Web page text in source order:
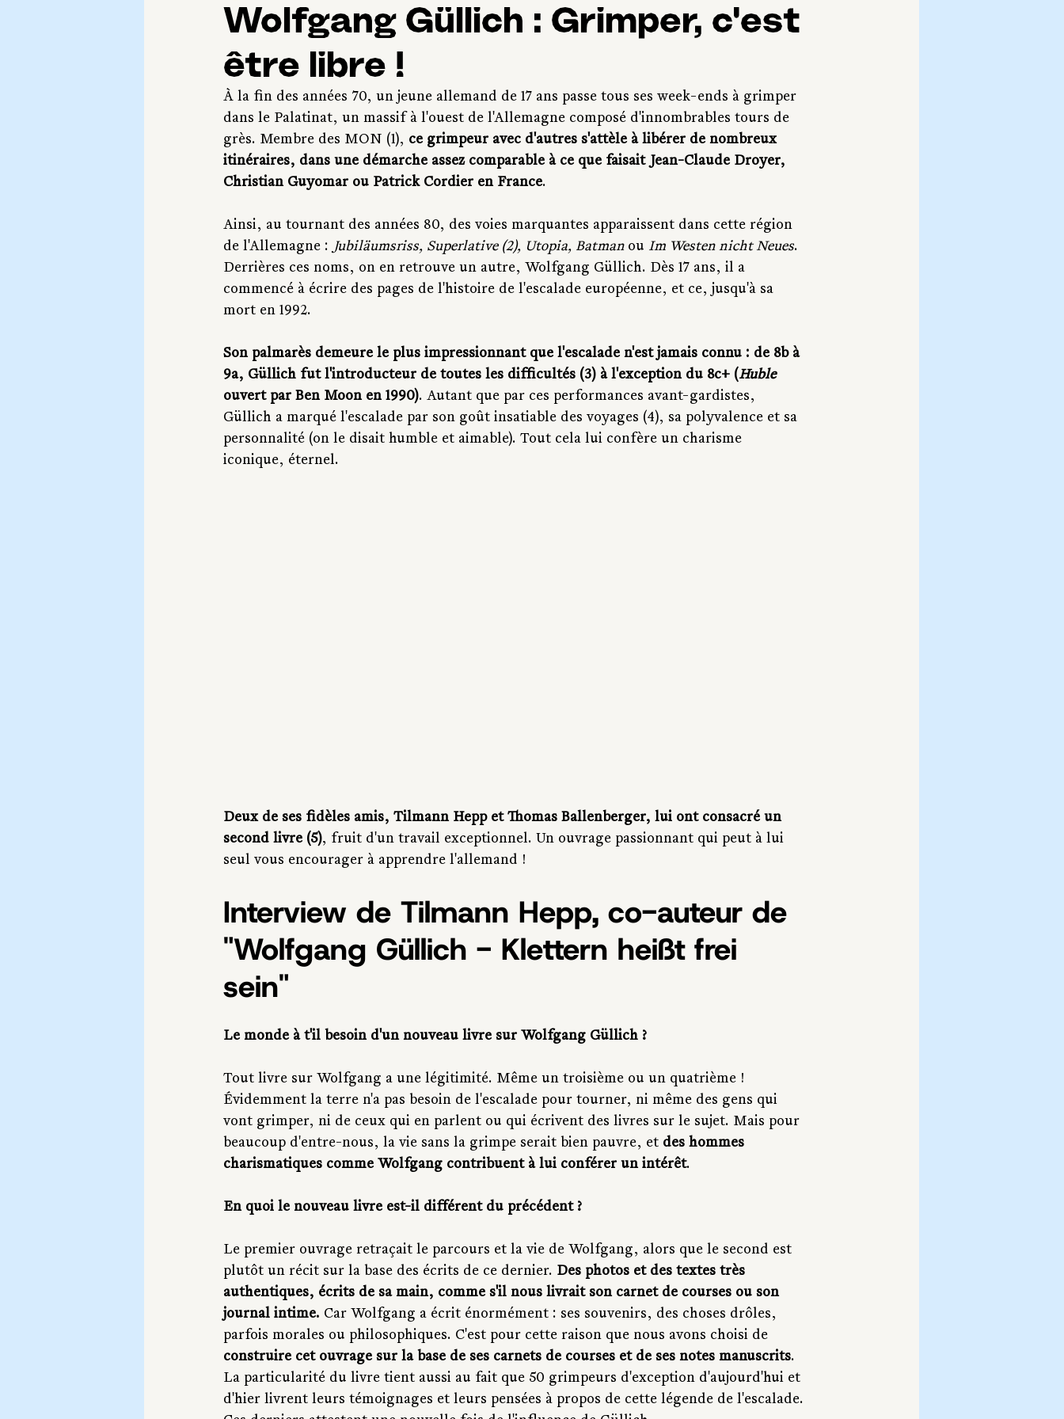
Wolfgang Güllich : Grimper, c'est
être libre !
À la fin des années 70, un jeune allemand de 17 ans passe tous ses week-ends à grimper
dans le Palatinat, un massif à l'ouest de l'Allemagne composé d'innombrables tours de
grès. Membre des MON (1), ce grimpeur avec d'autres s'attèle à libérer de nombreux
itinéraires, dans une démarche assez comparable à ce que faisait Jean-Claude Droyer,
Christian Guyomar ou Patrick Cordier en France.
Ainsi, au tournant des années 80, des voies marquantes apparaissent dans cette région
de l'Allemagne : Jubiläumsriss, Superlative (2), Utopia, Batman ou Im Westen nicht Neues.
Derrières ces noms, on en retrouve un autre, Wolfgang Güllich. Dès 17 ans, il a
commencé à écrire des pages de l'histoire de l'escalade européenne, et ce, jusqu'à sa
mort en 1992.
Son palmarès demeure le plus impressionnant que l'escalade n'est jamais connu : de 8b à
9a, Güllich fut l'introducteur de toutes les difficultés (3) à l'exception du 8c+ (Huble
ouvert par Ben Moon en 1990). Autant que par ces performances avant-gardistes,
Güllich a marqué l'escalade par son goût insatiable des voyages (4), sa polyvalence et sa
personnalité (on le disait humble et aimable). Tout cela lui confère un charisme
iconique, éternel.
Deux de ses fidèles amis, Tilmann Hepp et Thomas Ballenberger, lui ont consacré un
second livre (5), fruit d'un travail exceptionnel. Un ouvrage passionnant qui peut à lui
seul vous encourager à apprendre l'allemand !
Interview de Tilmann Hepp, co-auteur de
"Wolfgang Güllich - Klettern heißt frei
sein"
Le monde à t'il besoin d'un nouveau livre sur Wolfgang Güllich ?
Tout livre sur Wolfgang a une légitimité. Même un troisième ou un quatrième !
Évidemment la terre n'a pas besoin de l'escalade pour tourner, ni même des gens qui
vont grimper, ni de ceux qui en parlent ou qui écrivent des livres sur le sujet. Mais pour
beaucoup d'entre-nous, la vie sans la grimpe serait bien pauvre, et des hommes
charismatiques comme Wolfgang contribuent à lui conférer un intérêt.
En quoi le nouveau livre est-il différent du précédent ?
Le premier ouvrage retraçait le parcours et la vie de Wolfgang, alors que le second est
plutôt un récit sur la base des écrits de ce dernier. Des photos et des textes très
authentiques, écrits de sa main, comme s'il nous livrait son carnet de courses ou son
journal intime. Car Wolfgang a écrit énormément : ses souvenirs, des choses drôles,
parfois morales ou philosophiques. C'est pour cette raison que nous avons choisi de
construire cet ouvrage sur la base de ses carnets de courses et de ses notes manuscrits.
La particularité du livre tient aussi au fait que 50 grimpeurs d'exception d'aujourd'hui et
d'hier livrent leurs témoignages et leurs pensées à propos de cette légende de l'escalade.